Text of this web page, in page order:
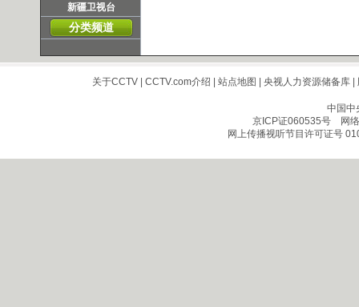
新疆卫视台
分类频道
关于CCTV| CCTV.com介绍 站点地图 央视人力资源储备库|
中国中
京ICP证060535号网络
网上传播视听节目许可证号